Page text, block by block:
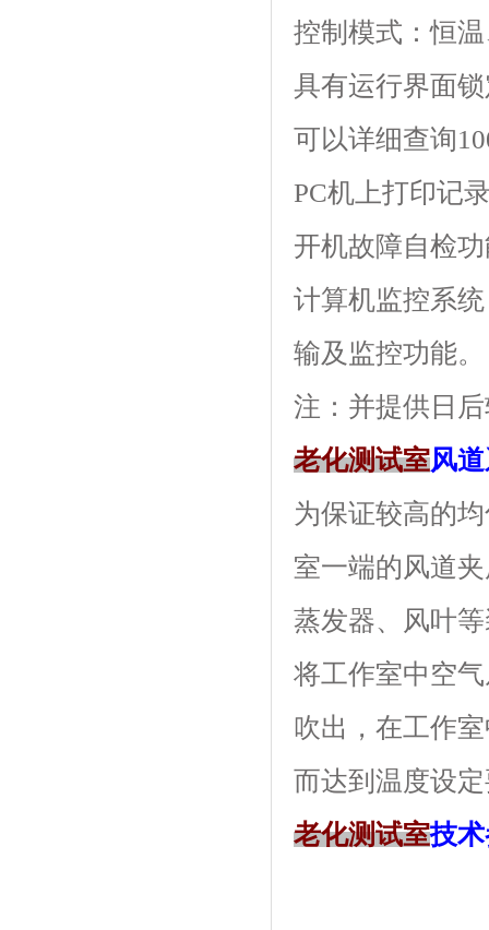
控制模式：恒温
具有运行界面锁定
可以详细查询
PC机上打印记
开机故障自检功能
计算机监控系统
输及监控功能。
注：并提供日
老化测试室风
为保证较高的均
室一端的风道夹层
蒸发器、风叶
将工作室中空气
吹出，在工
而达到温度设定要
老化测试室技